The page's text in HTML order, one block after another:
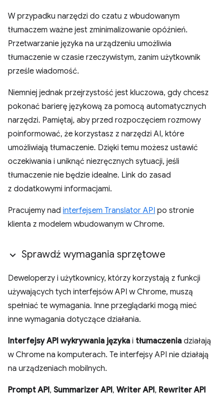
W przypadku narzędzi do czatu z wbudowanym
tłumaczem ważne jest zminimalizowanie opóźnień.
Przetwarzanie języka na urządzeniu umożliwia
tłumaczenie w czasie rzeczywistym, zanim użytkownik
prześle wiadomość.
Niemniej jednak przejrzystość jest kluczowa, gdy chcesz
pokonać barierę językową za pomocą automatycznych
narzędzi. Pamiętaj, aby przed rozpoczęciem rozmowy
poinformować, że korzystasz z narzędzi AI, które
umożliwiają tłumaczenie. Dzięki temu możesz ustawić
oczekiwania i uniknąć niezręcznych sytuacji, jeśli
tłumaczenie nie będzie idealne. Link do zasad
z dodatkowymi informacjami.
Pracujemy nad interfejsem Translator API po stronie
klienta z modelem wbudowanym w Chrome.
Sprawdź wymagania sprzętowe
Deweloperzy i użytkownicy, którzy korzystają z funkcji
używających tych interfejsów API w Chrome, muszą
spełniać te wymagania. Inne przeglądarki mogą mieć
inne wymagania dotyczące działania.
Interfejsy API wykrywania języka i tłumaczenia działają
w Chrome na komputerach. Te interfejsy API nie działają
na urządzeniach mobilnych.
Prompt API, Summarizer API, Writer API, Rewriter API